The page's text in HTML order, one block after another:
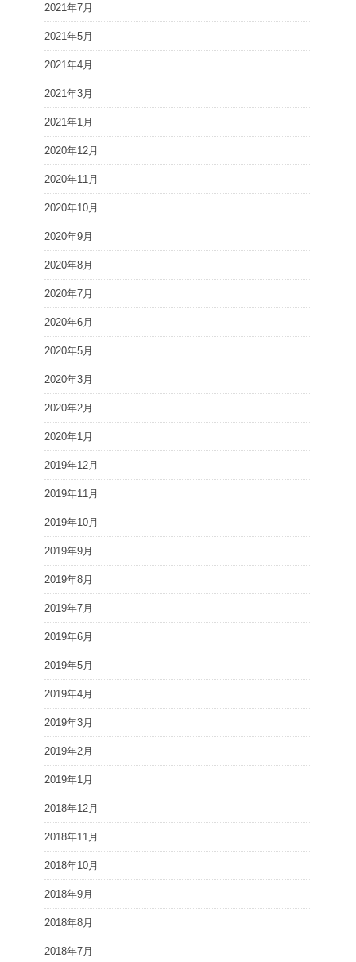
2021年7月
2021年5月
2021年4月
2021年3月
2021年1月
2020年12月
2020年11月
2020年10月
2020年9月
2020年8月
2020年7月
2020年6月
2020年5月
2020年3月
2020年2月
2020年1月
2019年12月
2019年11月
2019年10月
2019年9月
2019年8月
2019年7月
2019年6月
2019年5月
2019年4月
2019年3月
2019年2月
2019年1月
2018年12月
2018年11月
2018年10月
2018年9月
2018年8月
2018年7月